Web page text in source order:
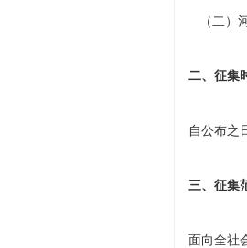
（二）
二、征集
自公布之
三、征集
面向全社